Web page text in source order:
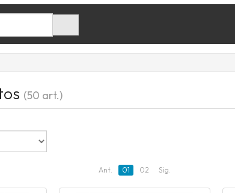
(50 art.)
Ant. 01 02 Sig.